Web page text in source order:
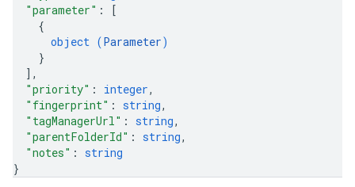
"parameter" :
[
{
object (Parameter)
}
] ,
"priority" : integer,
"fingerprint" : string,
"tagManagerUrl" : string,
"parentFolderId" : string,
"notes" : string
}